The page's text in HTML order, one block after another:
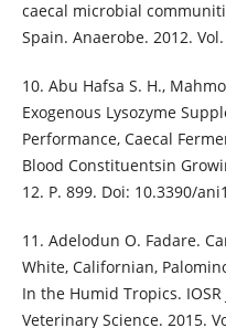
caecal microbial
Spain. Anaerobe. 2012. Vol.
10. Abu Hafsa S. H.,
Exogenous Lysozyme
Performance, Caecal
Blood Constituentsin
12. P. 899. Doi: 10.3390/
11. Adelodun O. Fadare.
White, Californian,
In the Humid Tropics.
Veterinary Science. 2015.